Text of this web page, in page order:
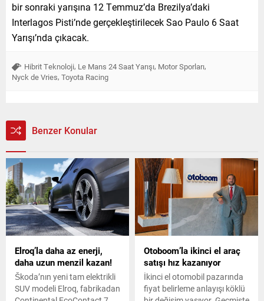
bir sonraki yarışına 12 Temmuz’da Brezilya’daki
Interlagos Pisti’nde gerçekleştirilecek Sao Paulo 6 Saat
Yarışı’nda çıkacak.
Hibrit Teknoloji, Le Mans 24 Saat Yarışı, Motor Sporları,
Nyck de Vries, Toyota Racing
Benzer Konular
Elroq’la daha az enerji,
daha uzun menzil kazan!
Škoda’nın yeni tam elektrikli
SUV modeli Elroq, fabrikadan
Otoboom’la ikinci el araç
satışı hız kazanıyor
İkinci el otomobil pazarında
fiyat belirleme anlayışı köklü